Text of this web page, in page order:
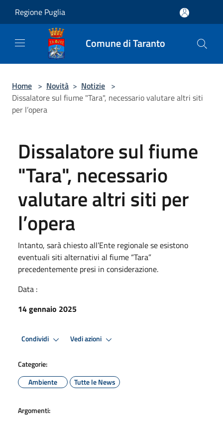
Regione Puglia
Comune di Taranto
Home > Novità > Notizie >
Dissalatore sul fiume "Tara", necessario valutare altri siti
per l’opera
Dissalatore sul fiume
"Tara", necessario
valutare altri siti per
l’opera
Intanto, sarà chiesto all’Ente regionale se esistono
eventuali siti alternativi al fiume “Tara”
precedentemente presi in considerazione.
Data :
14 gennaio 2025
Condividi Vedi azioni
Categorie:
Ambiente
Tutte le News
Argomenti: